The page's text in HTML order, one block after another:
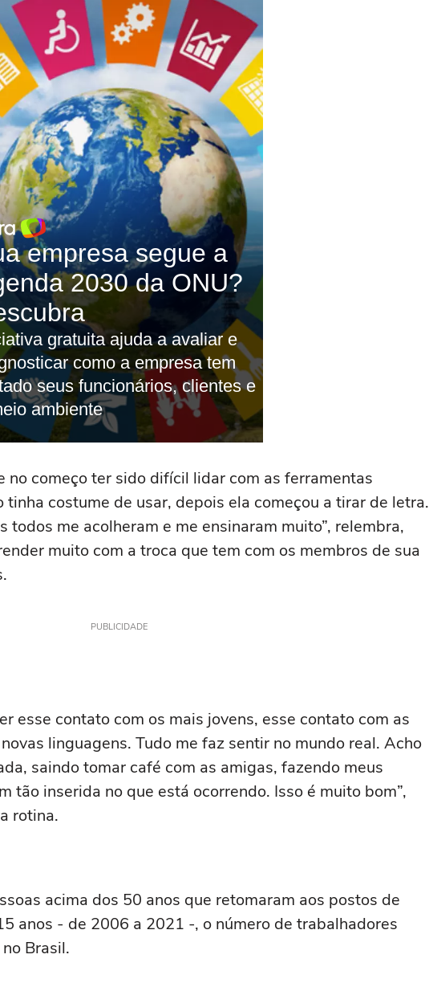
no começo ter sido difícil lidar com as ferramentas
costume de usar, depois ela começou a tirar de letra.
todos me acolheram e me ensinaram muito”, relembra,
muito com a troca que tem com os membros de sua
PUBLICIDADE
esse contato com os mais jovens, esse contato com as
linguagens. Tudo me faz sentir no mundo real. Acho
saindo tomar café com as amigas, fazendo meus
tão inserida no que está ocorrendo. Isso é muito bom”,
rotina.
acima dos 50 anos que retomaram aos postos de
anos - de 2006 a 2021 -, o número de trabalhadores
Brasil.